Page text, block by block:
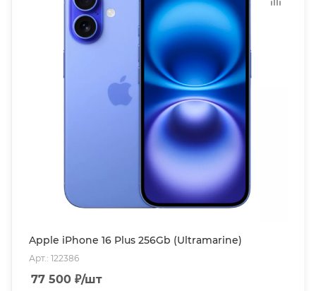
Apple iPhone 16 Plus 256Gb (Ultramarine)
Арт.: 122386
77 500 ₽/шт